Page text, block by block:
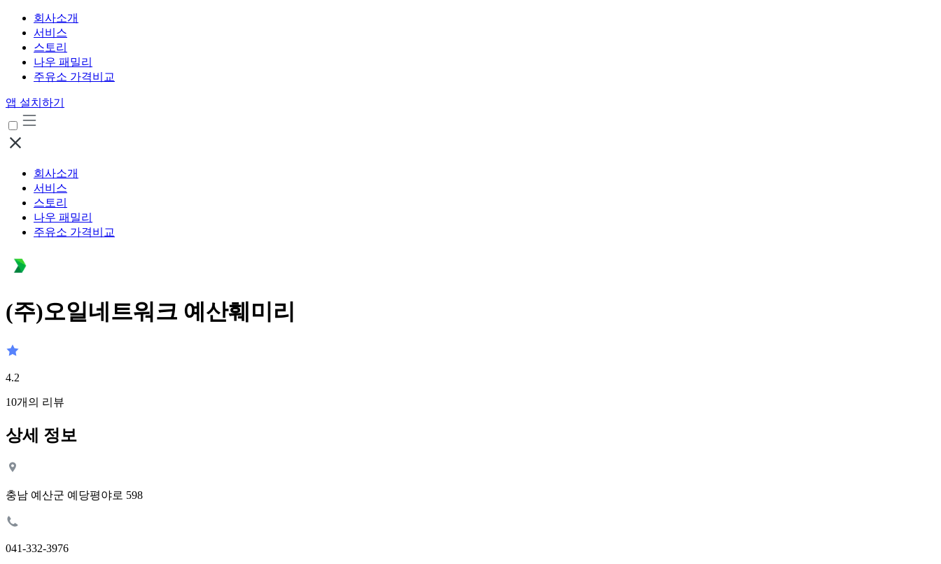
회사소개
서비스
스토리
나우 패밀리
주유소 가격비교
앱 설치하기
회사소개
서비스
스토리
나우 패밀리
주유소 가격비교
(주)오일네트워크 예산훼미리
4.2
10개의 리뷰
상세 정보
충남 예산군 예당평야로 598
041-332-3976